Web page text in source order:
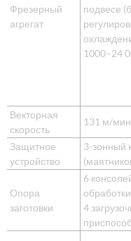
Фрезерный
агрегат
подвесе
1000–24
Векторная
скорость
131 м/мин
Защитное
устройство
3-зонный
Опора
заготовки
6
4